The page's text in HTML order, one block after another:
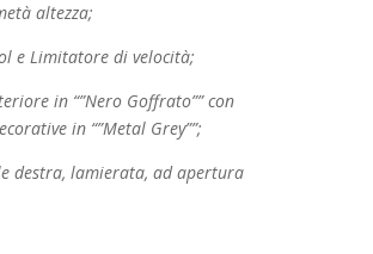
altezza;
e Limitatore di velocità;
in “”Nero Goffrato”” con
in “”Metal Grey””;
destra, lamierata, ad apertura